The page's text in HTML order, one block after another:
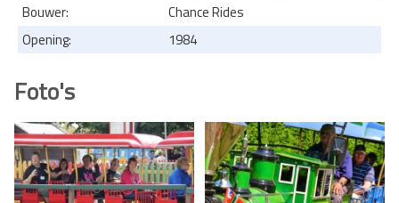
Bouwer:
Chance Rides
Opening:
1984
Foto's